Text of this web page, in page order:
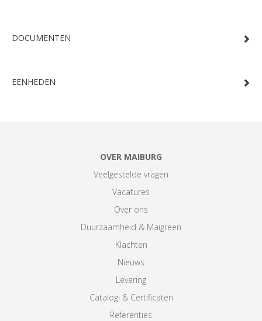
DOCUMENTEN
EENHEDEN
OVER MAIBURG
Veelgestelde vragen
Vacatures
Over ons
Duurzaamheid & Maigreen
Klachten
Nieuws
Levering
Catalogi & Certificaten
Referenties